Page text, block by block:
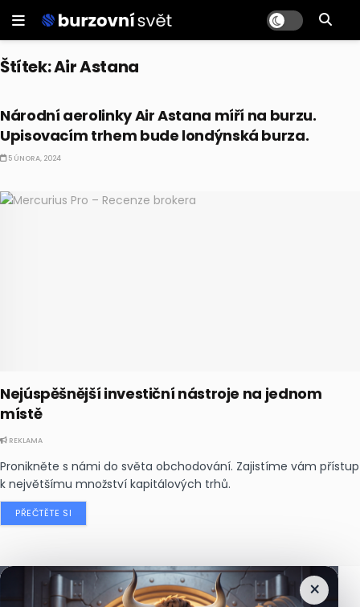
Štítek:Air Astana
Národní aerolinky Air Astana míří na burzu.
Upisovacím trhem bude londýnská burza.
5 ÚNORA, 2024
Nejúspěšnější investiční nástroje na jednom
místě
REKLAMA
Pronikněte s námi do světa obchodování. Zajistíme vám přístup
k největšímu množství kapitálových trhů.
PŘEČTĚTE SI
×
Nejčtenějšízprávy